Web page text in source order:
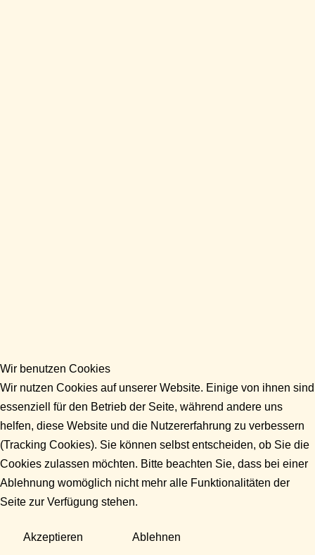
Wir benutzen Cookies
Wir nutzen Cookies auf unserer Website. Einige von ihnen sind
essenziell für den Betrieb der Seite, während andere uns
helfen, diese Website und die Nutzererfahrung zu verbessern
(Tracking Cookies). Sie können selbst entscheiden, ob Sie die
Cookies zulassen möchten. Bitte beachten Sie, dass bei einer
Ablehnung womöglich nicht mehr alle Funktionalitäten der
Seite zur Verfügung stehen.
Akzeptieren Ablehnen